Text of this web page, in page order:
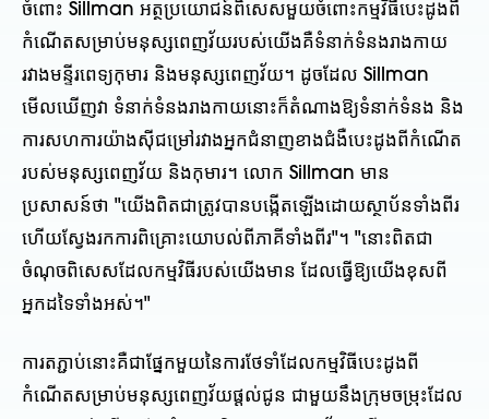
ចំពោះ Sillman អត្ថប្រយោជន៍ពិសេសមួយចំពោះកម្មវិធីបេះដូងពី
កំណើតសម្រាប់មនុស្សពេញវ័យរបស់យើងគឺទំនាក់ទំនងរាងកាយ
រវាងមន្ទីរពេទ្យកុមារ និងមនុស្សពេញវ័យ។ ដូចដែល Sillman
មើលឃើញវា ទំនាក់ទំនងរាងកាយនោះក៏តំណាងឱ្យទំនាក់ទំនង និង
ការសហការយ៉ាងស៊ីជម្រៅរវាងអ្នកជំនាញខាងជំងឺបេះដូងពីកំណើត
របស់មនុស្សពេញវ័យ និងកុមារ។ លោក Sillman មាន
ប្រសាសន៍ថា "យើងពិតជាត្រូវបានបង្កើតឡើងដោយស្ថាប័នទាំងពីរ
ហើយស្វែងរកការពិគ្រោះយោបល់ពីភាគីទាំងពីរ"។ "នោះពិតជា
ចំណុចពិសេសដែលកម្មវិធីរបស់យើងមាន ដែលធ្វើឱ្យយើងខុសពី
អ្នកដទៃទាំងអស់។"
ការតភ្ជាប់នោះគឺជាផ្នែកមួយនៃការថែទាំដែលកម្មវិធីបេះដូងពី
កំណើតសម្រាប់មនុស្សពេញវ័យផ្តល់ជូន ជាមួយនឹងក្រុមចម្រុះដែល